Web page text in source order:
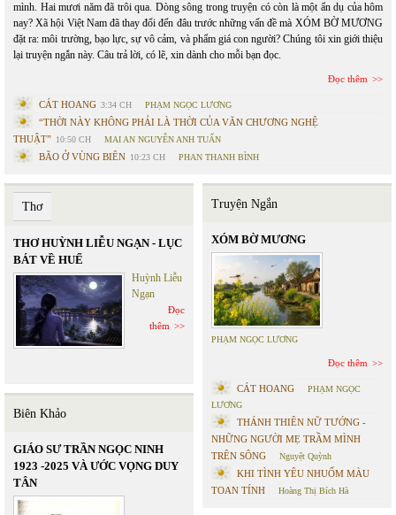
mình. Hai mươi năm đã trôi qua. Dòng sông trong truyện có còn là một ẩn dụ của hôm
nay? Xã hội Việt Nam đã thay đổi đến đâu trước những vấn đề mà XÓM BỜ MƯƠNG
đặt ra: môi trường, bạo lực, sự vô cảm, và phẩm giá con người? Chúng tôi xin giới thiệu
lại truyện ngắn này. Câu trả lời, có lẽ, xin dành cho mỗi bạn đọc.
Đọc thêm
CÁT HOANG 3:34 CH PHẠM NGỌC LƯƠNG
“THỜI NÀY KHÔNG PHẢI LÀ THỜI CỦA VĂN CHƯƠNG NGHỆ
THUẬT” 10:50 CH MAI AN NGUYỄN ANH TUẤN
BÃO Ở VÙNG BIÊN 10:23 CH PHAN THANH BÌNH
Thơ
THƠ HUỲNH LIỄU NGẠN - LỤC
BÁT VỀ HUẾ
Huỳnh Liễu
Ngạn
Đọc
thêm
Biên Khảo
GIÁO SƯ TRẦN NGỌC NINH
1923 -2025 VÀ ƯỚC VỌNG DUY
TÂN
Truyện Ngắn
XÓM BỜ MƯƠNG
PHẠM NGỌC LƯƠNG
Đọc thêm
CÁT HOANG
PHẠM NGỌC
LƯƠNG
THÁNH THIÊN NỮ TƯỚNG -
NHỮNG NGƯỜI MẸ TRẦM MÌNH
TRÊN SÔNG
Nguyệt Quỳnh
KHI TÌNH YÊU NHUỐM MÀU
TOAN TÍNH
Hoàng Thị Bích Hà